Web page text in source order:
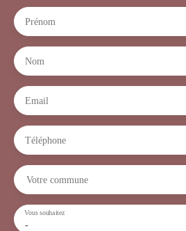
Prénom
Nom
Email
Téléphone
Votre commune
-
Vous souhaitez